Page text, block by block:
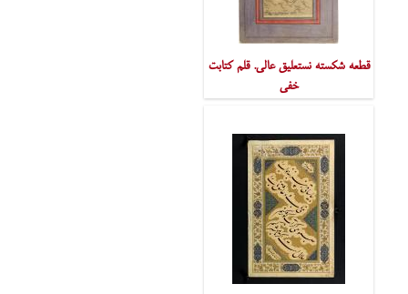
قطعه شکسته نستعلیق عالی. قلم کتابت
خفی